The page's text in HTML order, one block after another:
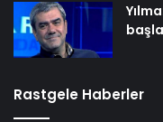
Rastgele Haberler